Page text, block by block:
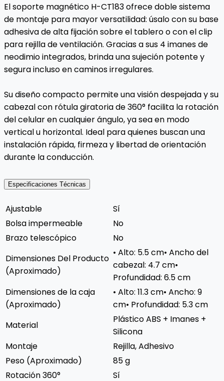
El soporte magnético H-CT183 ofrece doble sistema
de montaje para mayor versatilidad: úsalo con su base
adhesiva de alta fijación sobre el tablero o con el clip
para rejilla de ventilación. Gracias a sus 4 imanes de
neodimio integrados, brinda una sujeción potente y
segura incluso en caminos irregulares.
Su diseño compacto permite una visión despejada y su
cabezal con rótula giratoria de 360° facilita la rotación
del celular en cualquier ángulo, ya sea en modo
vertical u horizontal. Ideal para quienes buscan una
instalación rápida, firmeza y libertad de orientación
durante la conducción.
Especificaciones Técnicas
Ajustable
Sí
Bolsa impermeable
No
Brazo telescópico
No
Dimensiones Del Producto
(Aproximado)
• Alto: 5.5 cm• Ancho del
cabezal: 4.7 cm•
Profundidad: 6.5 cm
Dimensiones de la caja
(Aproximado)
• Alto: 11.3 cm• Ancho: 9
cm• Profundidad: 5.3 cm
Material
Plástico ABS + Imanes +
Silicona
Montaje
Rejilla, Adhesivo
Peso (Aproximado)
85 g
Rotación 360°
Sí